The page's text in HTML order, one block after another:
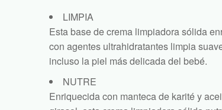
LIMPIA
Esta base de crema limpiadora sólida
con agentes ultrahidratantes limpia
incluso la piel más delicada del bebé.
NUTRE
Enriquecida con manteca de karité y